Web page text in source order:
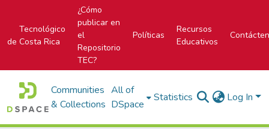
Tecnológico
de Costa Rica
¿Cómo
publicar en
el
Repositorio
TEC?
Políticas
Recursos
Educativos
Communities
& Collections
All of
DSpace
Statistics Log In